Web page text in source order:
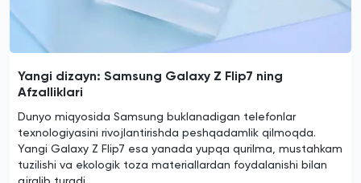
Yangi dizayn: Samsung Galaxy Z Flip7 ning
Afzalliklari
Dunyo miqyosida Samsung buklanadigan telefonlar
texnologiyasini rivojlantirishda peshqadamlik qilmoqda.
Yangi Galaxy Z Flip7 esa yanada yupqa qurilma, mustahkam
tuzilishi va ekologik toza materiallardan foydalanishi bilan